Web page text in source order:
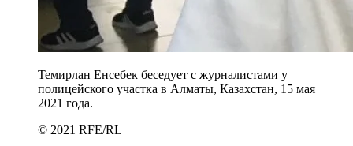
Темирлан Енсебек беседует с журналистами у
полицейского участка в Алматы, Казахстан, 15 мая
2021 года.
© 2021 RFE/RL